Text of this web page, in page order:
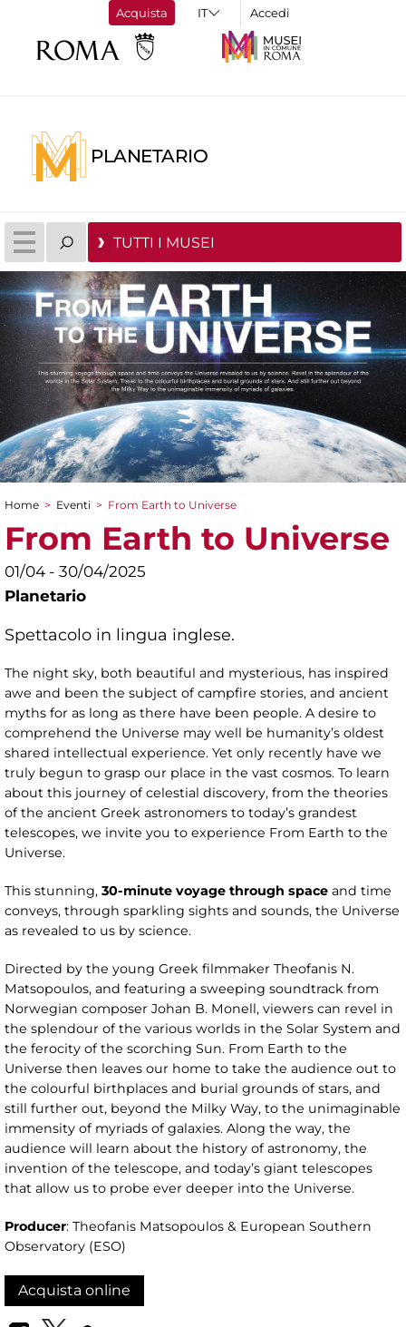
Acquista Accedi
PLANETARIO
TUTTI I MUSEI
Tu sei qui
Home > Eventi > From Earth to Universe
From Earth to Universe
01/04 - 30/04/2025
Planetario
Spettacolo in lingua inglese.
The night sky, both beautiful and mysterious, has inspired
awe and been the subject of campfire stories, and ancient
myths for as long as there have been people. A desire to
comprehend the Universe may well be humanity’s oldest
shared intellectual experience. Yet only recently have we
truly begun to grasp our place in the vast cosmos. To learn
about this journey of celestial discovery, from the theories
of the ancient Greek astronomers to today’s grandest
telescopes, we invite you to experience From Earth to the
Universe.
This stunning, 30-minute voyage through space and time
conveys, through sparkling sights and sounds, the Universe
as revealed to us by science.
Directed by the young Greek filmmaker Theofanis N.
Matsopoulos, and featuring a sweeping soundtrack from
Norwegian composer Johan B. Monell, viewers can revel in
the splendour of the various worlds in the Solar System and
the ferocity of the scorching Sun. From Earth to the
Universe then leaves our home to take the audience out to
the colourful birthplaces and burial grounds of stars, and
still further out, beyond the Milky Way, to the unimaginable
immensity of myriads of galaxies. Along the way, the
audience will learn about the history of astronomy, the
invention of the telescope, and today’s giant telescopes
that allow us to probe ever deeper into the Universe.
Producer: Theofanis Matsopoulos & European Southern
Observatory (ESO)
Acquista online